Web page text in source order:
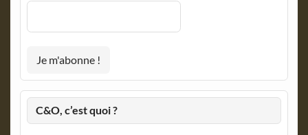
C&O, c’est quoi ?